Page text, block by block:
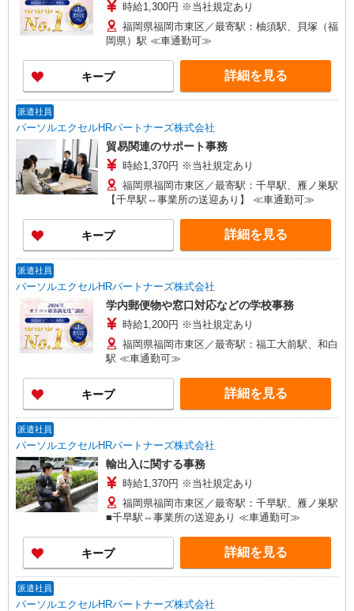
時給1,300円 ※当社規定あり
福岡県福岡市東区／最寄駅：柚須駅、貝塚（福
岡県）駅 ≪車通勤可≫
キープ 詳細を見る
派遣社員
パーソルエクセルHRパートナーズ株式会社
貿易関連のサポート事務
時給1,370円 ※当社規定あり
福岡県福岡市東区／最寄駅：千早駅、雁ノ巣駅
【千早駅⇔事業所の送迎あり】 ≪車通勤可≫
キープ 詳細を見る
派遣社員
パーソルエクセルHRパートナーズ株式会社
学内郵便物や窓口対応などの学校事務
時給1,200円 ※当社規定あり
福岡県福岡市東区／最寄駅：福工大前駅、和白
駅 ≪車通勤可≫
キープ 詳細を見る
派遣社員
パーソルエクセルHRパートナーズ株式会社
輸出入に関する事務
時給1,370円 ※当社規定あり
福岡県福岡市東区／最寄駅：千早駅、雁ノ巣駅
■千早駅⇔事業所の送迎あり ≪車通勤可≫
キープ 詳細を見る
派遣社員
パーソルエクセルHRパートナーズ株式会社